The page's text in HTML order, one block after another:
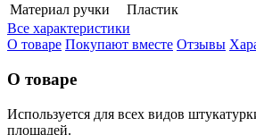
Материал ручки
Пластик
Все характеристики
О товаре Покупают вместе Отзывы
О товаре
Используется для всех видов
площадей.